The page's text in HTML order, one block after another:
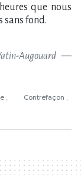
que nous
sans fond.
Augouard
Contrefaçon